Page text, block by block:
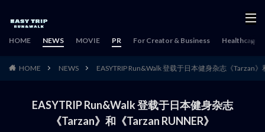
HOME NEWS MOVIE PR For Creator & Business Healthcare
HOME NEWS EASYTRIP Run&Walk 登载于日本健身杂志《Tarzan》
EASYTRIP Run&Walk 登载于日本健身杂志
《Tarzan》和《Tarzan RUNNER》